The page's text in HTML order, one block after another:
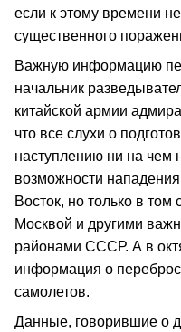
если к этому времени
существенного
Важную информацию
начальник
китайской армии
что все слухи о
наступлению ни на чем
возможности
Восток, но только в
Москвой и другими
районами СССР. А в
информация о
самолетов.
Данные, говорившие о